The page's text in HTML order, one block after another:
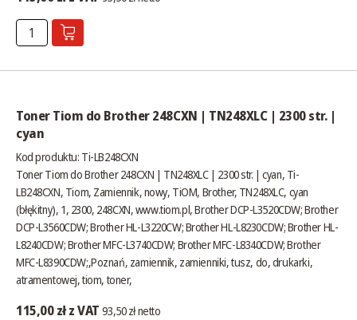
Toner Tiom do Brother 248CXN | TN248XLC | 2300 str. |
cyan
Kod produktu: Ti-LB248CXN
Toner Tiom do Brother 248CXN | TN248XLC | 2300 str. | cyan, Ti-
LB248CXN, Tiom, Zamiennik, nowy, TiOM, Brother, TN248XLC, cyan
(błękitny), 1, 2300, 248CXN,www.tiom.pl, Brother DCP-L3520CDW; Brother
DCP-L3560CDW; Brother HL-L3220CW; Brother HL-L8230CDW; Brother HL-
L8240CDW; Brother MFC-L3740CDW; Brother MFC-L8340CDW; Brother
MFC-L8390CDW;,Poznań, zamiennik, zamienniki, tusz, do, drukarki,
atramentowej, tiom, toner,
115,00 zł z VAT 93,50 zł netto